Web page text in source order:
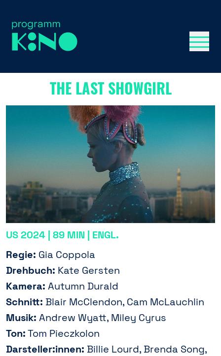
THE LAST SHOWGIRL
US 2024 | 89 MIN | ENGL.
Regie: Gia Coppola
Drehbuch: Kate Gersten
Kamera: Autumn Durald
Schnitt: Blair McClendon, Cam McLauchlin
Musik: Andrew Wyatt, Miley Cyrus
Ton:Tom Pieczkolon
Darsteller:innen: Billie Lourd, Brenda Song,